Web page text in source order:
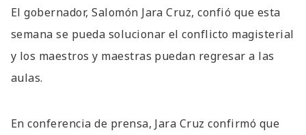
El gobernador, Salomón Jara Cruz, confió que esta
semana se pueda solucionar el conflicto magisterial
y los maestros y maestras puedan regresar a las
aulas.
En conferencia de prensa, Jara Cruz confirmó que